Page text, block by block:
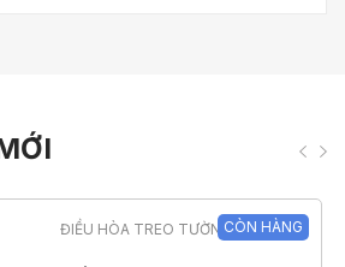
ĐIỀU HÒA TREO TƯỜNGCÒN HÀNG